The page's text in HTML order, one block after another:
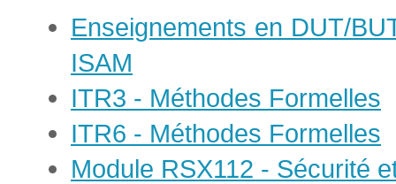
Enseignements en DUT/
ISAM
ITR3 - Méthodes Formelles
ITR6 - Méthodes Formelles
Module RSX112 - Sécurité